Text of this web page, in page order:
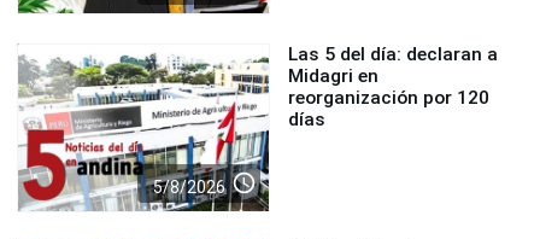
5/8/2026 access_time
Las 5 del día: declaran a
Midagri en
reorganización por 120
días